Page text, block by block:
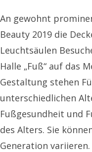
An gewohnt
Beauty 2019 die
Leuchtsäulen
Halle „Fuß“ auf das
Gestaltung stehen
unterschiedlichen
Fußgesundheit und
des Alters. Sie
Generation